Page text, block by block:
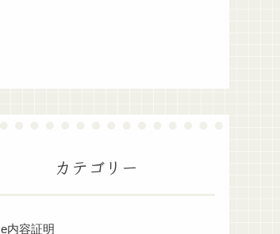
カテゴリー
e内容証明